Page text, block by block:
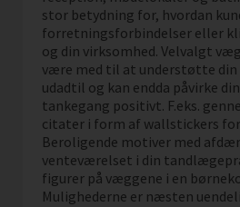
stor betydning for, hvordan
forretningsforbindelser eller
og din virksomhed. Velvalgt
være med til at understøtte din
udadtil og kan endda påvirke
tankegang positivt. F.eks.
citater i form af wallstickers for
Beroligende motiver med
venteværelset i din
figurer på væggene i en
Mulighederne er næsten